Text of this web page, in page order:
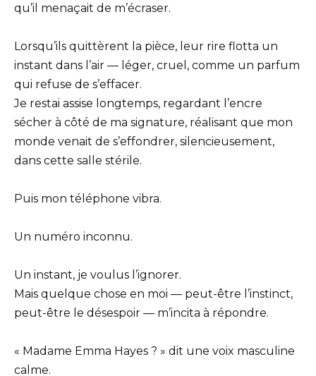
qu’il menaçait de m’écraser.
Lorsqu’ils quittèrent la pièce, leur rire flotta un
instant dans l’air — léger, cruel, comme un parfum
qui refuse de s’effacer.
Je restai assise longtemps, regardant l’encre
sécher à côté de ma signature, réalisant que mon
monde venait de s’effondrer, silencieusement,
dans cette salle stérile.
Puis mon téléphone vibra.
Un numéro inconnu.
Un instant, je voulus l’ignorer.
Mais quelque chose en moi — peut-être l’instinct,
peut-être le désespoir — m’incita à répondre.
« Madame Emma Hayes ? » dit une voix masculine
calme.